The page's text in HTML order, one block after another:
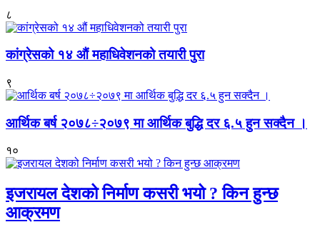
८
कांग्रेसको १४ औं महाधिवेशनको तयारी पुरा
९
आर्थिक बर्ष २०७८÷२०७९ मा आर्थिक बुद्धि दर ६.५ हुन सक्दैन ।
१०
इजरायल देशको निर्माण कसरी भयो ? किन हुन्छ
आक्रमण